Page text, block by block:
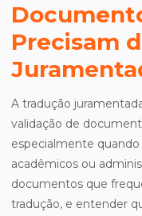
Precisam
A tradução
validação de
especialmente
acadêmicos ou
documentos que
tradução, e entender